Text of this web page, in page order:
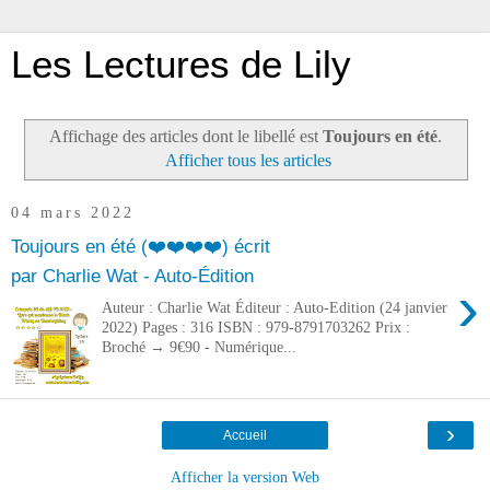
Les Lectures de Lily
Affichage des articles dont le libellé est Toujours en été.
Afficher tous les articles
04 mars 2022
Toujours en été (❤️❤️❤️❤️) écrit
par Charlie Wat - Auto-Édition
›
Auteur : Charlie Wat Éditeur : Auto-Edition (24 janvier
2022) Pages : 316 ISBN : 979-8791703262 Prix :
Broché → 9€90 - Numérique...
›
Accueil
Afficher la version Web